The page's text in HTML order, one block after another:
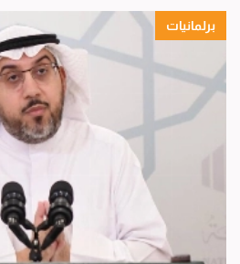
برلمانيات